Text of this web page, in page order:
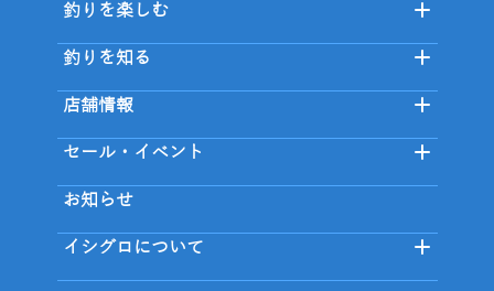
釣りを楽しむ
釣りを知る
店舗情報
セール・イベント
お知らせ
イシグロについて